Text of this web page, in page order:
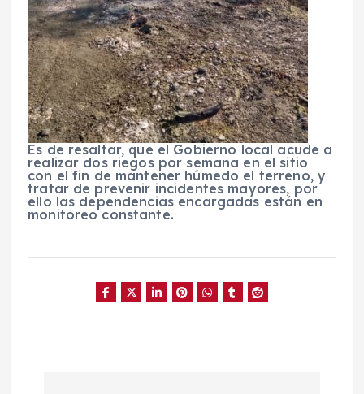
Es de resaltar, que el Gobierno local acude a
realizar dos riegos por semana en el sitio
con el fin de mantener húmedo el terreno, y
tratar de prevenir incidentes mayores, por
ello las dependencias encargadas están en
monitoreo constante.